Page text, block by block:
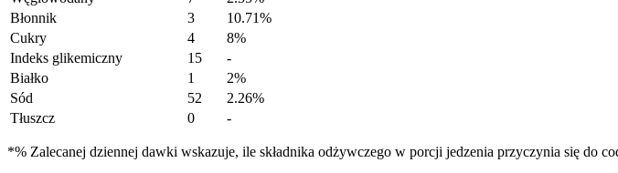
Błonnik
3
10.71%
Cukry
4
8%
Indeks glikemiczny
15
-
Białko
1
2%
Sód
52
2.26%
Tłuszcz
0 -
*% Zalecanej dziennej dawki wskazuje, ile składnika odżywczego w porcji jedzenia przyczynia się do